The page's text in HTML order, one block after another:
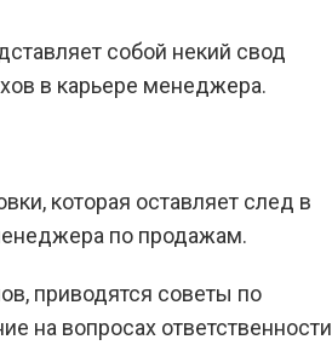
собой некий свод
в карьере менеджера.
которая оставляет след в
по продажам.
приводятся советы по
на вопросах ответственности